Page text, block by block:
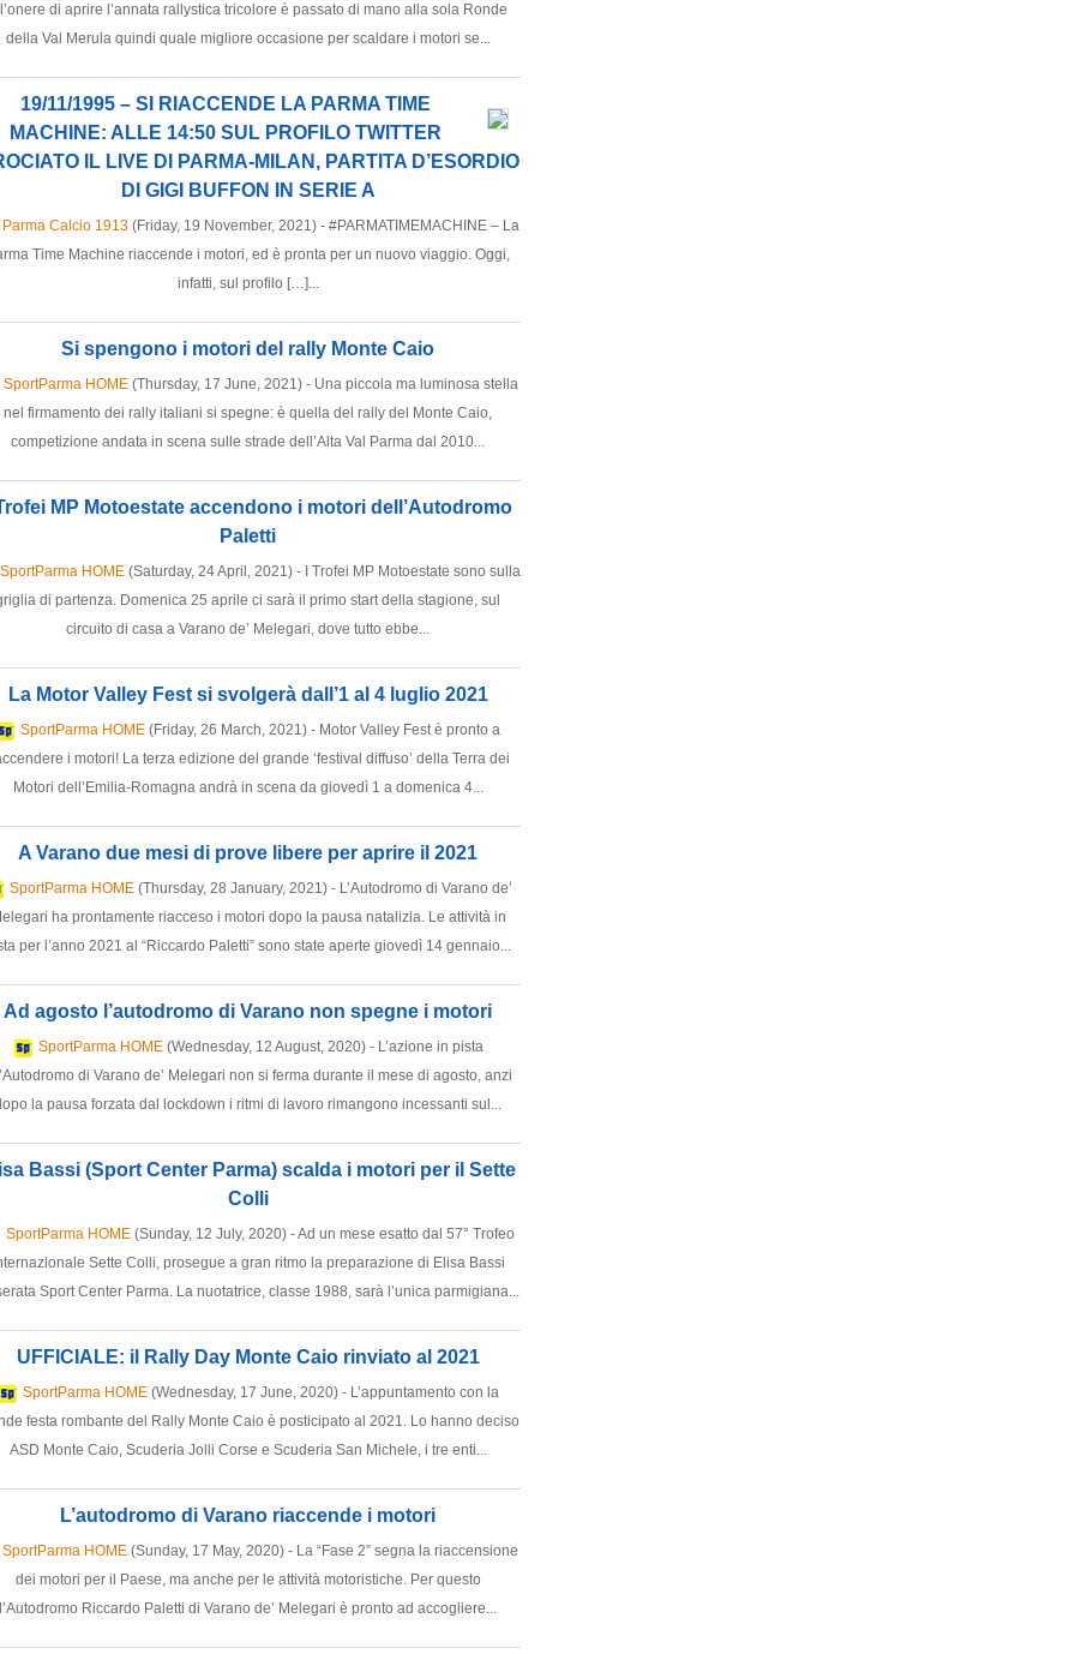
di aprire l’annata rallystica tricolore è passato di mano alla sola Ronde
della Val Merula quindi quale migliore occasione per scaldare i motori se...
19/11/1995 – SI RIACCENDE LA PARMA TIME
MACHINE: ALLE 14:50 SUL PROFILO TWITTER
IL LIVE DI PARMA-MILAN, PARTITA D’ESORDIO
DI GIGI BUFFON IN SERIE A
Parma Calcio 1913(Friday, 19 November, 2021) - #PARMATIMEMACHINE – La
Time Machine riaccende i motori, ed è pronta per un nuovo viaggio. Oggi,
infatti, sul profilo […]...
Si spengono i motori del rally Monte Caio
SportParma HOME(Thursday, 17 June, 2021) - Una piccola ma luminosa stella
nel firmamento dei rally italiani si spegne: è quella del rally del Monte Caio,
competizione andata in scena sulle strade dell’Alta Val Parma dal 2010...
MP Motoestate accendono i motori dell’Autodromo
Paletti
SportParma HOME (Saturday, 24 April, 2021) - I Trofei MP Motoestate sono sulla
di partenza. Domenica 25 aprile ci sarà il primo start della stagione, sul
circuito di casa a Varano de’ Melegari, dove tutto ebbe...
La Motor Valley Fest si svolgerà dall’1 al 4 luglio 2021
SportParma HOME (Friday, 26 March, 2021) - Motor Valley Fest è pronto a
i motori! La terza edizione del grande ‘festival diffuso’ della Terra dei
Motori dell’Emilia-Romagna andrà in scena da giovedì 1 a domenica 4...
A Varano due mesi di prove libere per aprire il 2021
SportParma HOME(Thursday, 28 January, 2021) - L’Autodromo di Varano de’
ha prontamente riacceso i motori dopo la pausa natalizia. Le attività in
per l’anno 2021 al “Riccardo Paletti” sono state aperte giovedì 14 gennaio...
Ad agosto l’autodromo di Varano non spegne i motori
SportParma HOME(Wednesday, 12 August, 2020) - L’azione in pista
di Varano de’ Melegari non si ferma durante il mese di agosto, anzi
la pausa forzata dal lockdown i ritmi di lavoro rimangono incessanti sul...
Bassi (Sport Center Parma) scalda i motori per il Sette
Colli
SportParma HOME (Sunday, 12 July, 2020) - Ad un mese esatto dal 57° Trofeo
Sette Colli, prosegue a gran ritmo la preparazione di Elisa Bassi
Sport Center Parma. La nuotatrice, classe 1988, sarà l’unica parmigiana...
UFFICIALE: il Rally Day Monte Caio rinviato al 2021
SportParma HOME(Wednesday, 17 June, 2020) - L’appuntamento con la
festa rombante del Rally Monte Caio è posticipato al 2021. Lo hanno deciso
ASD Monte Caio, Scuderia Jolli Corse e Scuderia San Michele, i tre enti...
L’autodromo di Varano riaccende i motori
SportParma HOME (Sunday, 17 May, 2020) - La “Fase 2” segna la riaccensione
dei motori per il Paese, ma anche per le attività motoristiche. Per questo
l’Autodromo Riccardo Paletti di Varano de’ Melegari è pronto ad accogliere...